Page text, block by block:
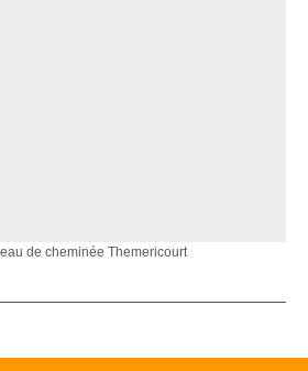
de cheminée Themericourt